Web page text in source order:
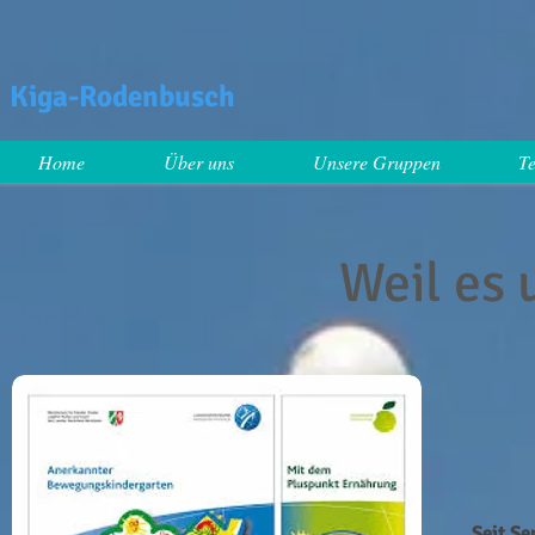
Kiga-Rodenbusch
Home Über uns Unsere Gruppen
Weil es